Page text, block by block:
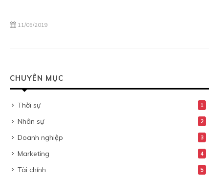
11/05/2019
CHUYÊN MỤC
Thời sự 1
Nhân sự 2
Doanh nghiệp 3
Marketing 4
Tài chính 5